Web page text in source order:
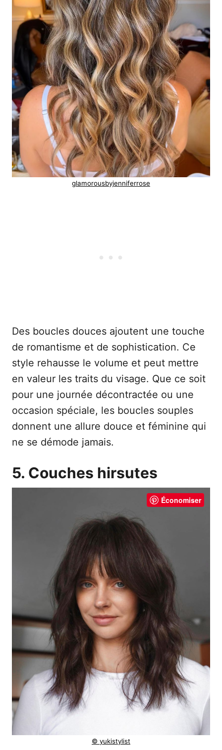
glamorousbyjenniferrose
Des boucles douces ajoutent une touche
de romantisme et de sophistication. Ce
style rehausse le volume et peut mettre
en valeur les traits du visage. Que ce soit
pour une journée décontractée ou une
occasion spéciale, les boucles souples
donnent une allure douce et féminine qui
ne se démode jamais.
5. Couches hirsutes
Économiser
© yukistylist